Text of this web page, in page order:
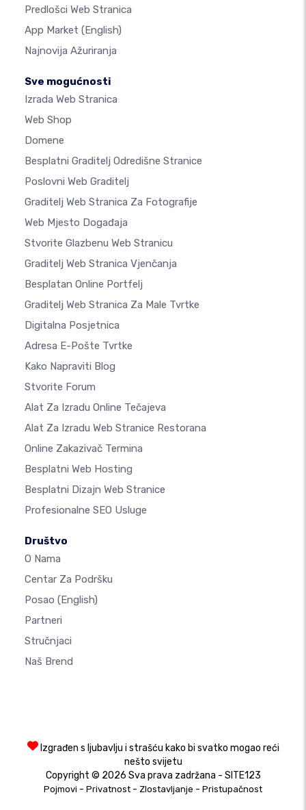
Predlošci Web Stranica
App Market (English)
Najnovija Ažuriranja
Sve mogućnosti
Izrada Web Stranica
Web Shop
Domene
Besplatni Graditelj Odredišne Stranice
Poslovni Web Graditelj
Graditelj Web Stranica Za Fotografije
Web Mjesto Događaja
Stvorite Glazbenu Web Stranicu
Graditelj Web Stranica Vjenčanja
Besplatan Online Portfelj
Graditelj Web Stranica Za Male Tvrtke
Digitalna Posjetnica
Adresa E-Pošte Tvrtke
Kako Napraviti Blog
Stvorite Forum
Alat Za Izradu Online Tečajeva
Alat Za Izradu Web Stranice Restorana
Online Zakazivač Termina
Besplatni Web Hosting
Besplatni Dizajn Web Stranice
Profesionalne SEO Usluge
Društvo
O Nama
Centar Za Podršku
Posao (English)
Partneri
Stručnjaci
Naš Brend
Izgrađen s ljubavlju i strašću kako bi svatko mogao reći
nešto svijetu
Copyright © 2026 Sva prava zadržana - SITE123
Pojmovi - Privatnost - Zlostavljanje - Pristupačnost